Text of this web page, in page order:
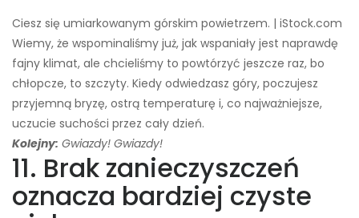
Ciesz się umiarkowanym górskim powietrzem. | iStock.com
Wiemy, że wspominaliśmy już, jak wspaniały jest naprawdę
fajny klimat, ale chcieliśmy to powtórzyć jeszcze raz, bo
chłopcze, to szczyty. Kiedy odwiedzasz góry, poczujesz
przyjemną bryzę, ostrą temperaturę i, co najważniejsze,
uczucie suchości przez cały dzień.
Kolejny: Gwiazdy! Gwiazdy!
11. Brak zanieczyszczeń
oznacza bardziej czyste